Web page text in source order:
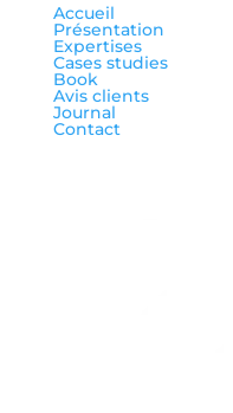
Accueil
Présentation
Expertises
Cases studies
Book
Avis clients
Journal
Contact